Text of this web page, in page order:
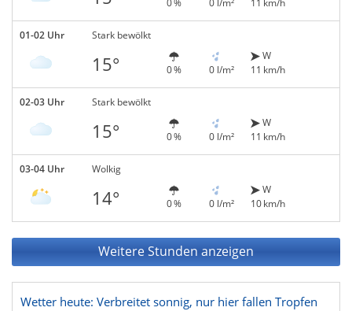
01-02 Uhr Stark bewölkt
15° 0 % 0 l/m²
W
11 km/h
02-03 Uhr Stark bewölkt
15° 0 % 0 l/m²
W
11 km/h
03-04 Uhr Wolkig
14° 0 % 0 l/m²
W
10 km/h
Weitere Stunden anzeigen
Wetter heute: Verbreitet sonnig, nur hier fallen Tropfen